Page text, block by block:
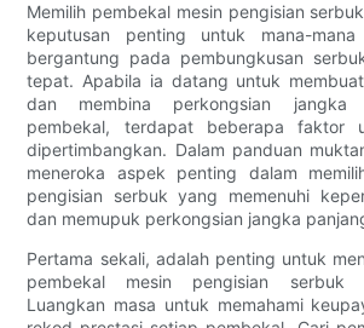
Memilih pembekal mesin pengisian
keputusan penting untuk mana-
bergantung pada pembungkusan
tepat. Apabila ia datang untuk
dan membina perkongsian jangka
pembekal, terdapat beberapa faktor
dipertimbangkan. Dalam panduan
meneroka aspek penting dalam
pengisian serbuk yang memenuhi
dan memupuk perkongsian jangka
Pertama sekali, adalah penting untuk
pembekal mesin pengisian serbuk
Luangkan masa untuk memahami